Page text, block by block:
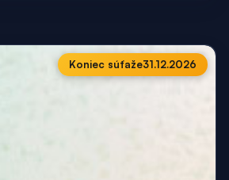
Koniec súťaže31.12.2026